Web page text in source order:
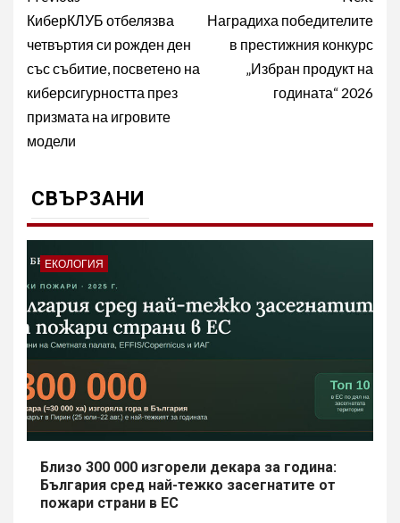
navigation
КиберКЛУБ отбелязва
четвъртия си рожден ден
със събитие, посветено на
киберсигурността през
призмата на игровите
модели
Наградиха победителите
в престижния конкурс
„Избран продукт на
годината“ 2026
СВЪРЗАНИ
ЕКОЛОГИЯ
Близо 300 000 изгорели декара за година:
България сред най-тежко засегнатите от
пожари страни в ЕС